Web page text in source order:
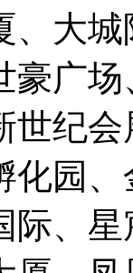
、大
豪广
世纪
化园
际、